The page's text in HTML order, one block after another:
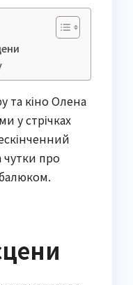
та кіно Олена
у стрічках
чутки про